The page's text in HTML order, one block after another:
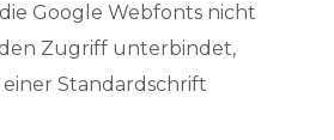
Google Webfonts nicht
Zugriff unterbindet,
Standardschrift